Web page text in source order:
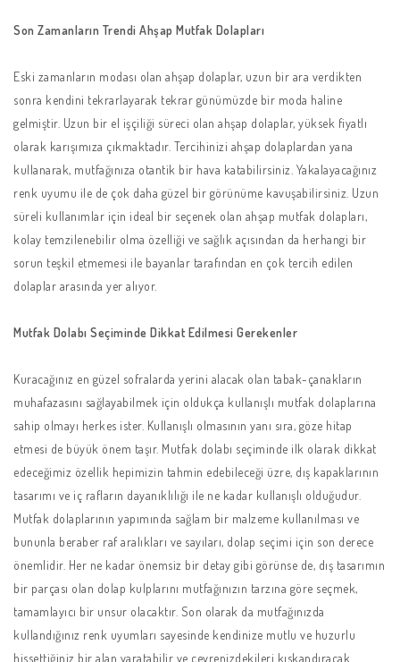
Son Zamanların Trendi Ahşap Mutfak Dolapları
Eski zamanların modası olan ahşap dolaplar, uzun bir ara verdikten
sonra kendini tekrarlayarak tekrar günümüzde bir moda haline
gelmiştir. Uzun bir el işçiliği süreci olan ahşap dolaplar, yüksek fiyatlı
olarak karışımıza çıkmaktadır. Tercihinizi ahşap dolaplardan yana
kullanarak, mutfağınıza otantik bir hava katabilirsiniz. Yakalayacağınız
renk uyumu ile de çok daha güzel bir görünüme kavuşabilirsiniz. Uzun
süreli kullanımlar için ideal bir seçenek olan ahşap mutfak dolapları,
kolay temzilenebilir olma özelliği ve sağlık açısından da herhangi bir
sorun teşkil etmemesi ile bayanlar tarafından en çok tercih edilen
dolaplar arasında yer alıyor.
Mutfak Dolabı Seçiminde Dikkat Edilmesi Gerekenler
Kuracağınız en güzel sofralarda yerini alacak olan tabak-çanakların
muhafazasını sağlayabilmek için oldukça kullanışlı mutfak dolaplarına
sahip olmayı herkes ister. Kullanışlı olmasının yanı sıra, göze hitap
etmesi de büyük önem taşır. Mutfak dolabı seçiminde ilk olarak dikkat
edeceğimiz özellik hepimizin tahmin edebileceği üzre, dış kapaklarının
tasarımı ve iç rafların dayanıklılığı ile ne kadar kullanışlı olduğudur.
Mutfak dolaplarının yapımında sağlam bir malzeme kullanılması ve
bununla beraber raf aralıkları ve sayıları, dolap seçimi için son derece
önemlidir. Her ne kadar önemsiz bir detay gibi görünse de, dış tasarımın
bir parçası olan dolap kulplarını mutfağınızın tarzına göre seçmek,
tamamlayıcı bir unsur olacaktır. Son olarak da mutfağınızda
kullandığınız renk uyumları sayesinde kendinize mutlu ve huzurlu
hissettiğiniz bir alan yaratabilir ve çevrenizdekileri kıskandıracak